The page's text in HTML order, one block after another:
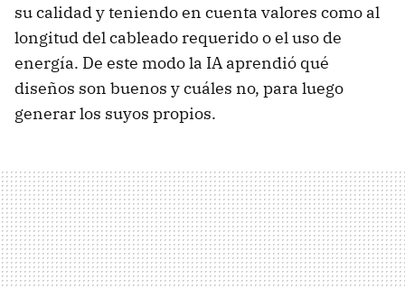
su calidad y teniendo en cuenta valores como al
longitud del cableado requerido o el uso de
energía. De este modo la IA aprendió qué
diseños son buenos y cuáles no, para luego
generar los suyos propios.